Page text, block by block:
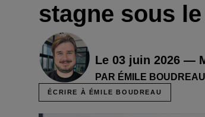
stagne sous
Le 03 juin 2026 —
PAR ÉMILE
ÉCRIRE À ÉMILE BOUDREAU